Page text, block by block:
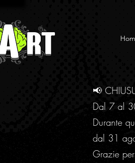
📢
Dal 7 al
Durante
dal 31
Grazie